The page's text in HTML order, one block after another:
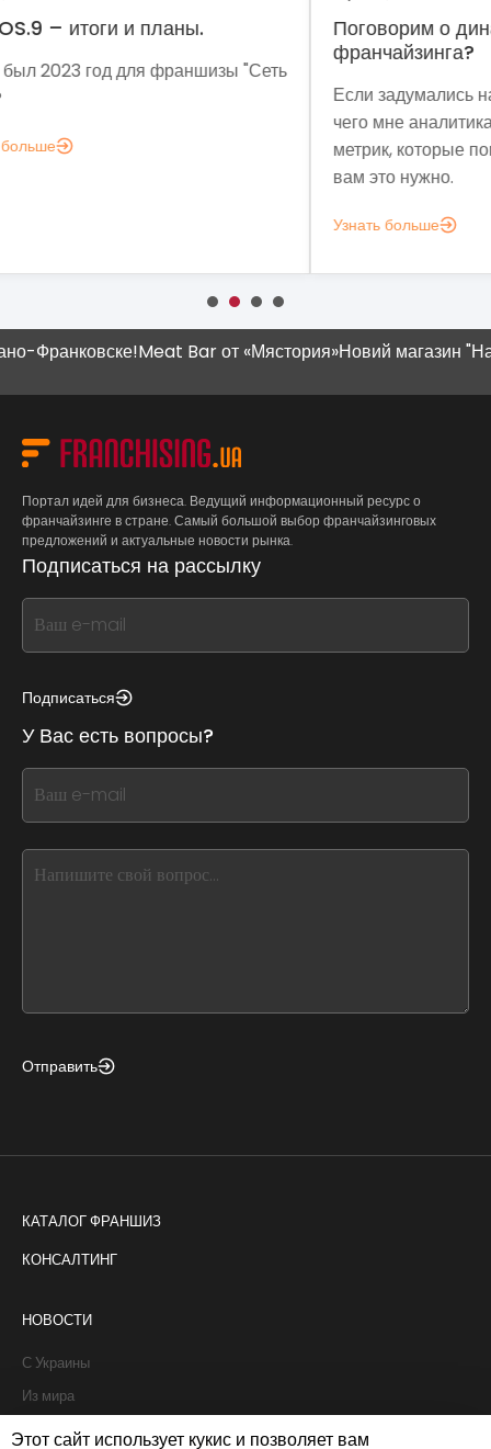
Поговорим о динамике рынка
Если задумались над вопросом «А для
чего мне аналитика?», вот несколько
метрик, которые помогут понять, зачем
мы
Meat Bar от «Мястория»Новий магазин "Наш
Портал идей для бизнеса. Ведущий информационный ресурс о
франчайзинге в стране. Самый большой выбор франчайзинговых
предложений и актуальные новости рынка.
Подписаться на рассылку
If
you
this,
this
form
field
blank
Подписаться
У Вас есть вопросы?
If
you
this,
Отправить
КАТАЛОГ ФРАНШИЗ
КОНСАЛТИНГ
НОВОСТИ
С Украины
Из мира
Интервью
Этот сайт использует кукис и позволяет вам